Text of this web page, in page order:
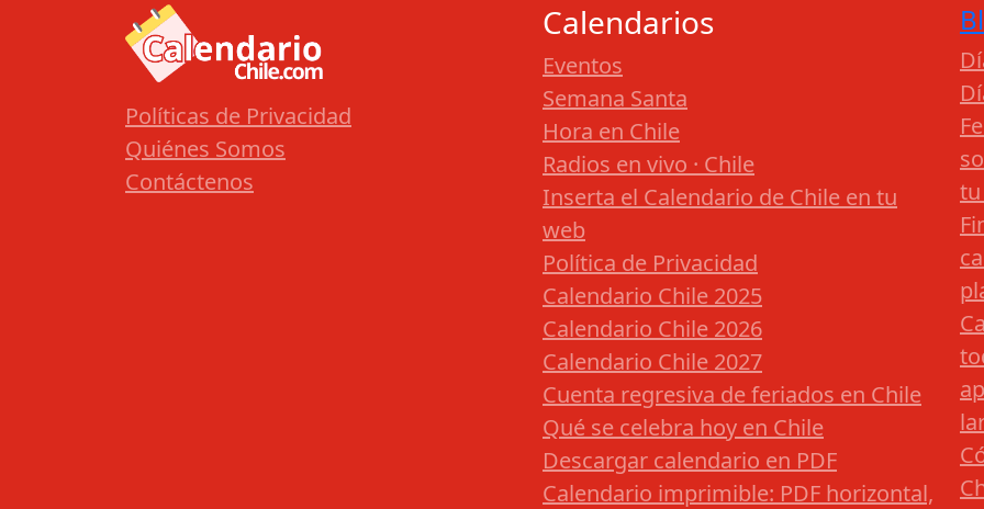
Políticas de Privacidad
Quiénes Somos
Contáctenos
Calendarios
Eventos
Semana Santa
Hora en Chile
Radios en vivo · Chile
Inserta el Calendario de Chile en tu
web
Política de Privacidad
Calendario Chile 2025
Calendario Chile 2026
Calendario Chile 2027
Cuenta regresiva de feriados en Chile
Qué se celebra hoy en Chile
Descargar calendario en PDF
Calendario imprimible: PDF horizontal,